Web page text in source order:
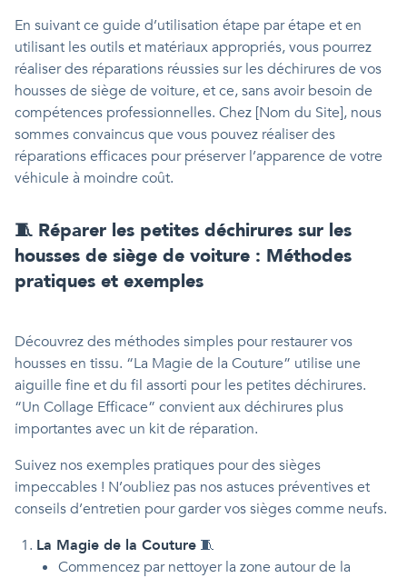
En suivant ce guide d’utilisation étape par étape et en
utilisant les outils et matériaux appropriés, vous pourrez
réaliser des réparations réussies sur les déchirures de vos
housses de siège de voiture, et ce, sans avoir besoin de
compétences professionnelles. Chez [Nom du Site], nous
sommes convaincus que vous pouvez réaliser des
réparations efficaces pour préserver l’apparence de votre
véhicule à moindre coût.
🧵 Réparer les petites déchirures sur les
housses de siège de voiture : Méthodes
pratiques et exemples
Découvrez des méthodes simples pour restaurer vos
housses en tissu. “La Magie de la Couture” utilise une
aiguille fine et du fil assorti pour les petites déchirures.
“Un Collage Efficace” convient aux déchirures plus
importantes avec un kit de réparation.
Suivez nos exemples pratiques pour des sièges
impeccables ! N’oubliez pas nos astuces préventives et
conseils d’entretien pour garder vos sièges comme neufs.
La Magie de la Couture 🧵
Commencez par nettoyer la zone autour de la